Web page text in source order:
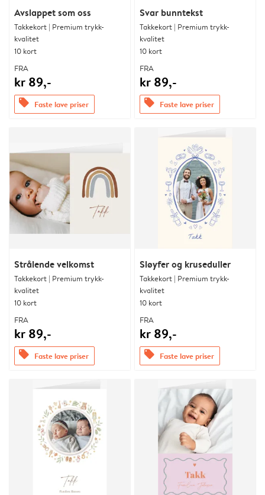
Avslappet som oss
Takkekort | Premium trykk-
kvalitet
10 kort
FRA
kr 89,-
offers Faste lave priser
Svar bunntekst
Takkekort | Premium trykk-
kvalitet
10 kort
FRA
kr 89,-
offers Faste lave priser
Strålende velkomst
Takkekort | Premium trykk-
kvalitet
10 kort
FRA
kr 89,-
offers Faste lave priser
Sløyfer og kruseduller
Takkekort | Premium trykk-
kvalitet
10 kort
FRA
kr 89,-
offers Faste lave priser